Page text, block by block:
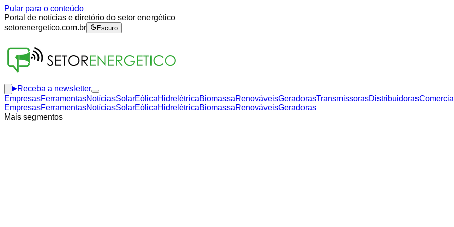
Pular para o conteúdo
Portal de notícias e diretório do setor energético
setorenergetico.com.br
Escuro
Receba a newsletter
EmpresasFerramentasNotíciasSolarEólicaHidrelétricaBiomassaRenováveisGeradorasTransmissorasDistribuidoras
EmpresasFerramentasNotíciasSolarEólicaHidrelétricaBiomassaRenováveisGeradoras
Mais segmentos